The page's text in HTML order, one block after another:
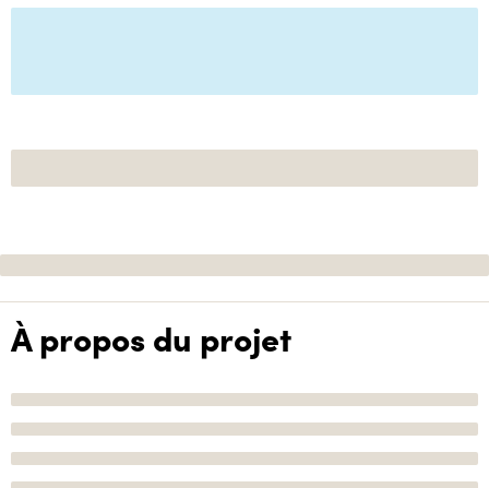
À propos du projet